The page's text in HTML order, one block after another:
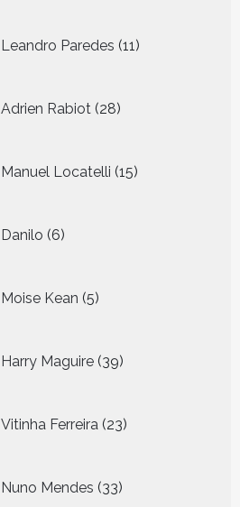
Leandro Paredes 11
producten
Adrien Rabiot 28
producten
Manuel Locatelli 15
producten
Danilo 6
producten
Moise Kean 5
producten
Harry Maguire 39
producten
Vitinha Ferreira 23
producten
Nuno Mendes 33
producten